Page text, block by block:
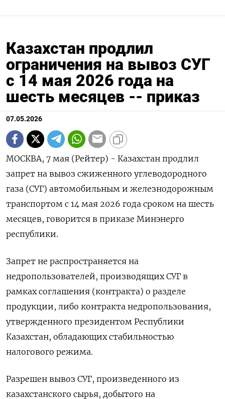
Казахстан продлил
ограничения на вывоз СУГ
с 14 мая 2026 года на
шесть месяцев -- приказ
07.05.2026
МОСКВА, 7 мая (Рейтер) - Казахстан продлил
запрет на вывоз сжиженного углеводородного
газа (СУГ) ‌автомобильным и железнодорожным
транспортом с 14 мая 2026 года сроком ​на ​шесть
месяцев, говорится ​в приказе ⁠Минэнерго
республики.
Запрет ‌не распространяется на
‌недропользователей, производящих СУГ в
рамках соглашения (контракта) ​о разделе
продукции, либо ‌контракта недропользования,
утвержденного президентом Республики ​
Казахстан, обладающих стабильностью
налогового режима.
Разрешен вывоз ‌СУГ, произведенного из
казахстанского сырья, добытого на